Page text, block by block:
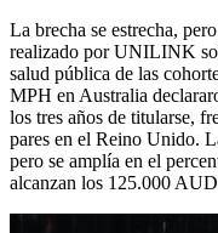
La brecha se estrecha,
realizado por UNILINK
salud pública de las
MPH en Australia
los tres años de titularse,
pares en el Reino Unido.
pero se amplía en el
alcanzan los 125.000